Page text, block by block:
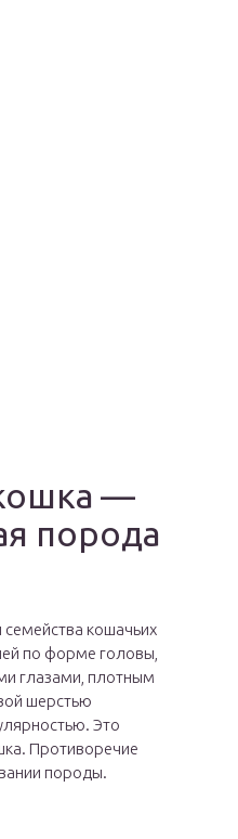
—
порода
кошачьих
по форме головы,
глазами, плотным
шерстью
Это
Противоречие
породы.